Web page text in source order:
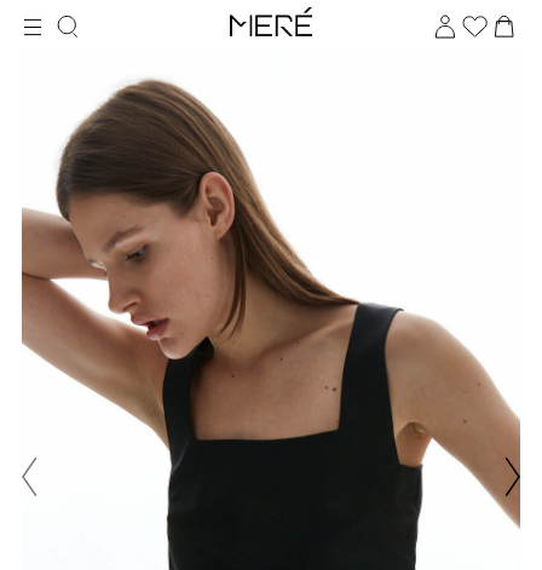
Для клиентов всех банков
Разбейте
оплатуна части
без переплат
График платежей